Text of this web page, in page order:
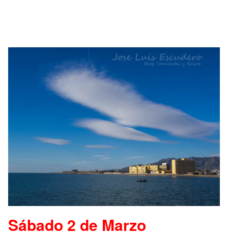
Sábado 2 de Marzo